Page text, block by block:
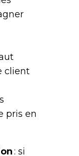
client
pris en
: si